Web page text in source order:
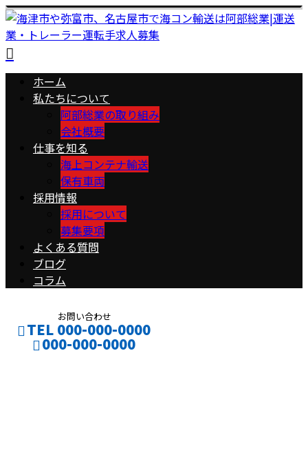
ホーム
私たちについて
阿部総業の取り組み
会社概要
仕事を知る
海上コンテナ輸送
保有車両
採用情報
採用について
募集要項
よくある質問
ブログ
コラム
お問い合わせ
TEL 000-000-0000
000-000-0000